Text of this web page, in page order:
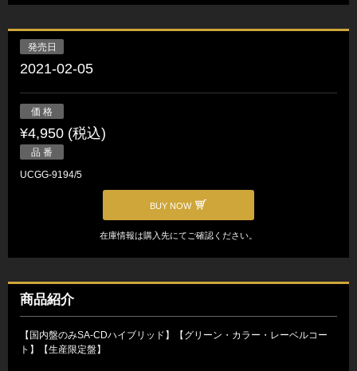
発売日
2021-02-05
価 格
¥4,950 (税込)
品 番
UCGG-9194/5
BUY NOW
在庫情報は購入先にてご確認ください。
商品紹介
【国内盤のみSA-CDハイブリッド】【グリーン・カラー・レーベルコー
ト】【生産限定盤】